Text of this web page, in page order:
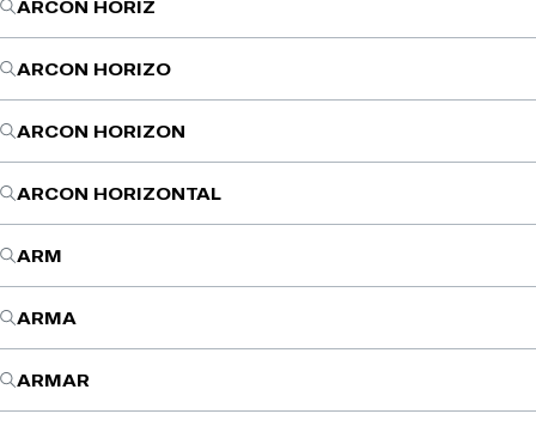
ARCON HORIZ
ARCON HORIZO
ARCON HORIZON
ARCON HORIZONTAL
ARM
ARMA
ARMAR